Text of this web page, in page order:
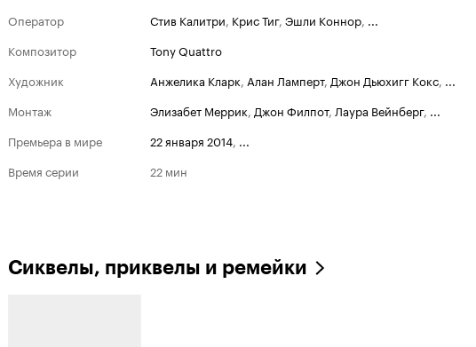
Оператор
Стив Калитри, Крис Тиг, Эшли Коннор, ...
Композитор
Tony Quattro
Художник
Анжелика Кларк, Алан Ламперт, Джон Дьюхигг Кокс, ...
Монтаж
Элизабет Меррик, Джон Филпот, Лаура Вейнберг, ...
Премьера в мире
22 января 2014, ...
Время серии
22 мин
Премия канала «MTV»
Сиквелы, приквелы и ремейки